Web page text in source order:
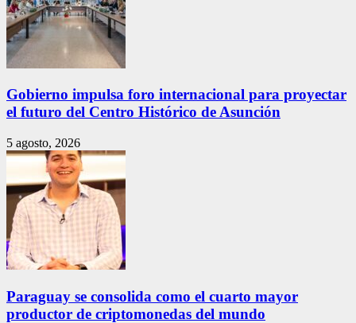
Gobierno impulsa foro internacional para proyectar
el futuro del Centro Histórico de Asunción
5 agosto, 2026
Paraguay se consolida como el cuarto mayor
productor de criptomonedas del mundo